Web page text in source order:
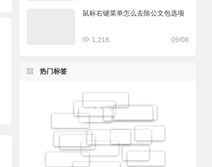
鼠标右键菜单怎么去除公文包选项
09/08
1,218
热门标签
Win10
网吧软件
无盘软件
Linux无盘
网吧路由
高恪流控
网吧增值
网吧系统网吧维护
Win11
高恪路由
网众无盘
云更新
马蹄更新
win7
无盘系统